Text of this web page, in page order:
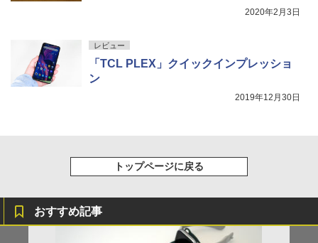
2020年2月3日
レビュー
「TCL PLEX」クイックインプレッショ
ン
2019年12月30日
トップページに戻る
おすすめ記事